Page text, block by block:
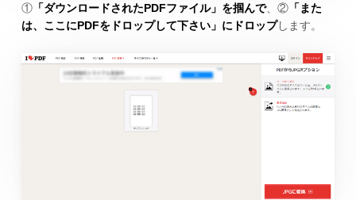
①「ダウンロードされたPDFファイル」を掴んで、②「また
は、ここにPDFをドロップして下さい」にドロップします。